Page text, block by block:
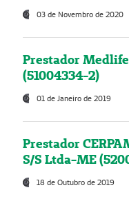
03 de Novembro de 2020
Prestador
(51004334-2)
01 de Janeiro de 2019
Prestador
S/S Ltda-ME
18 de Outubro de 2019